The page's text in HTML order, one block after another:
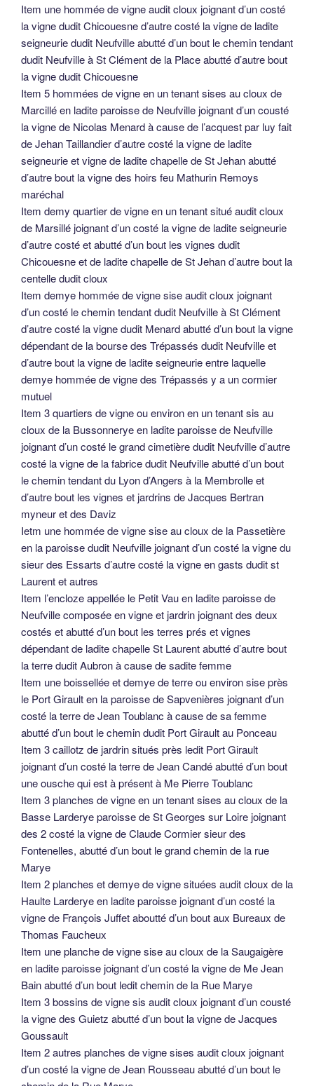
Item une hommée de vigne audit cloux joignant d’un costé
la vigne dudit Chicouesne d’autre costé la vigne de ladite
seigneurie dudit Neufville abutté d’un bout le chemin tendant
dudit Neufville à St Clément de la Place abutté d’autre bout
la vigne dudit Chicouesne
Item 5 hommées de vigne en un tenant sises au cloux de
Marcillé en ladite paroisse de Neufville joignant d’un cousté
la vigne de Nicolas Menard à cause de l’acquest par luy fait
de Jehan Taillandier d’autre costé la vigne de ladite
seigneurie et vigne de ladite chapelle de St Jehan abutté
d’autre bout la vigne des hoirs feu Mathurin Remoys
maréchal
Item demy quartier de vigne en un tenant situé audit cloux
de Marsillé joignant d’un costé la vigne de ladite seigneurie
d’autre costé et abutté d’un bout les vignes dudit
Chicouesne et de ladite chapelle de St Jehan d’autre bout la
centelle dudit cloux
Item demye hommée de vigne sise audit cloux joignant
d’un costé le chemin tendant dudit Neufville à St Clément
d’autre costé la vigne dudit Menard abutté d’un bout la vigne
dépendant de la bourse des Trépassés dudit Neufville et
d’autre bout la vigne de ladite seigneurie entre laquelle
demye hommée de vigne des Trépassés y a un cormier
mutuel
Item 3 quartiers de vigne ou environ en un tenant sis au
cloux de la Bussonnerye en ladite paroisse de Neufville
joignant d’un costé le grand cimetière dudit Neufville d’autre
costé la vigne de la fabrice dudit Neufville abutté d’un bout
le chemin tendant du Lyon d’Angers à la Membrolle et
d’autre bout les vignes et jardrins de Jacques Bertran
myneur et des Daviz
Ietm une hommée de vigne sise au cloux de la Passetière
en la paroisse dudit Neufville joignant d’un costé la vigne du
sieur des Essarts d’autre costé la vigne en gasts dudit st
Laurent et autres
Item l’encloze appellée le Petit Vau en ladite paroisse de
Neufville composée en vigne et jardrin joignant des deux
costés et abutté d’un bout les terres prés et vignes
dépendant de ladite chapelle St Laurent abutté d’autre bout
la terre dudit Aubron à cause de sadite femme
Item une boissellée et demye de terre ou environ sise près
le Port Girault en la paroisse de Sapvenières joignant d’un
costé la terre de Jean Toublanc à cause de sa femme
abutté d’un bout le chemin dudit Port Girault au Ponceau
Item 3 caillotz de jardrin situés près ledit Port Girault
joignant d’un costé la terre de Jean Candé abutté d’un bout
une ousche qui est à présent à Me Pierre Toublanc
Item 3 planches de vigne en un tenant sises au cloux de la
Basse Larderye paroisse de St Georges sur Loire joignant
des 2 costé la vigne de Claude Cormier sieur des
Fontenelles, abutté d’un bout le grand chemin de la rue
Marye
Item 2 planches et demye de vigne situées audit cloux de la
Haulte Larderye en ladite paroisse joignant d’un costé la
vigne de François Juffet aboutté d’un bout aux Bureaux de
Thomas Faucheux
Item une planche de vigne sise au cloux de la Saugaigère
en ladite paroisse joignant d’un costé la vigne de Me Jean
Bain abutté d’un bout ledit chemin de la Rue Marye
Item 3 bossins de vigne sis audit cloux joignant d’un cousté
la vigne des Guietz abutté d’un bout la vigne de Jacques
Goussault
Item 2 autres planches de vigne sises audit cloux joignant
d’un costé la vigne de Jean Rousseau abutté d’un bout le